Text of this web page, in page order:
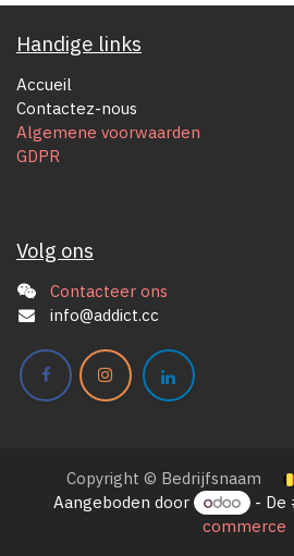
Handige links
Accueil
Contactez-nous
Algemene voorwaarden
GDPR
Volg ons
Contacteer ons
info@addict.cc
Copyright © Bedrijfsnaam
Aangeboden door - De
commerce